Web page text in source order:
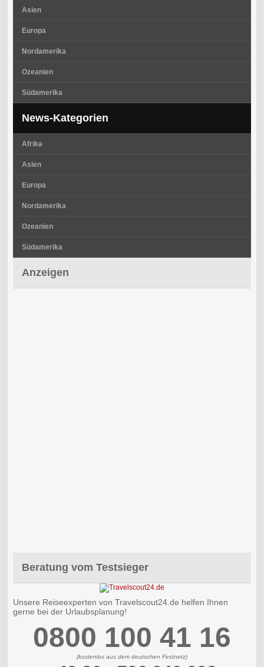
Asien
Europa
Nordamerika
Ozeanien
Südamerika
News-Kategorien
Afrika
Asien
Europa
Nordamerika
Ozeanien
Südamerika
Anzeigen
Beratung vom Testsieger
Unsere Reiseexperten von Travelscout24.de helfen Ihnen
gerne bei der Urlaubsplanung!
0800 100 41 16
(kostenlos aus dem deutschen Festnetz)